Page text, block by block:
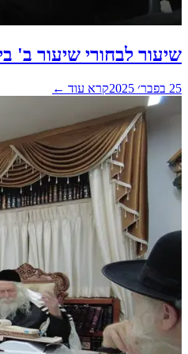
שיעור לבחורי שיעור ב'
25 בפבר׳ 2025 קרא עוד ←